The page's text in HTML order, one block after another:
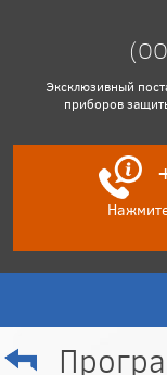
Эксклюзивный
приборов